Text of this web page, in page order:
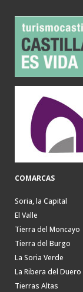
COMARCAS
Soria, la Capital
El Valle
Tierra del Moncayo
Tierra del Burgo
La Soria Verde
La Ribera del Duero
Tierras Altas